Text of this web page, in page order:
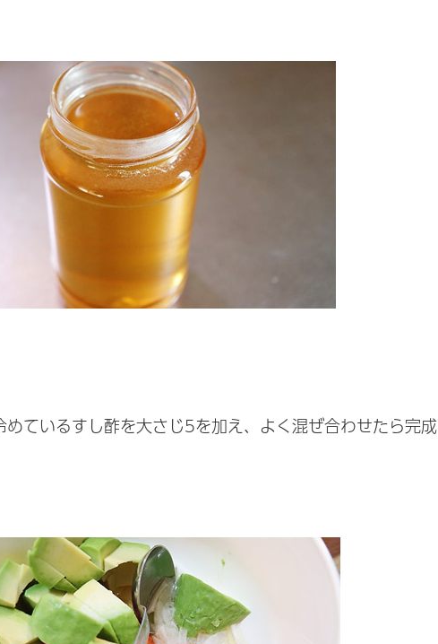
ているすし酢を大さじ5を加え、よく混ぜ合わせたら完成